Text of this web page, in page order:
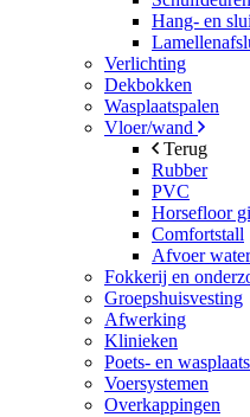
Hang- en
Verlichting
Dekbokken
Wasplaatspalen
Vloer/wand
Terug
Rubber
PVC
Horsefloor
Comfortstall
Afvoer
Fokkerij en
Groepshuisvesting
Afwerking
Klinieken
Poets- en
Voersystemen
Overkappingen